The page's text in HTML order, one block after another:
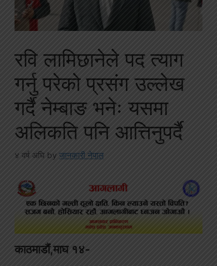
रवि लामिछानेले पद त्याग
गर्नु परेको प्रसंग उल्लेख
गर्दै नेम्बाङ भनेः यसमा
अलिकति पनि आत्तिनुपर्दै
४ वर्ष अघि by जानकारी नेपाल
काठमाडौं,माघ १४-